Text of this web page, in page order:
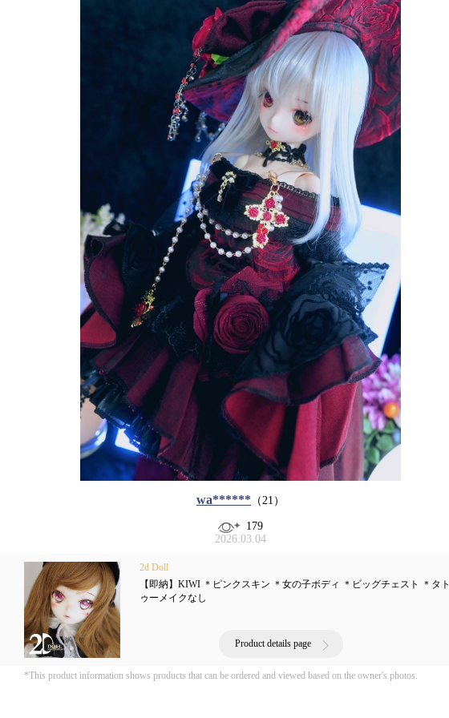
wa****** （21）
179
2026.03.04
2d Doll
【即納】KIWI ＊ピンクスキン ＊女の子ボディ ＊ビッグチェスト ＊タト
ゥーメイクなし
Product details page
*This product information shows products that can be ordered and viewed based on the owner's photos.